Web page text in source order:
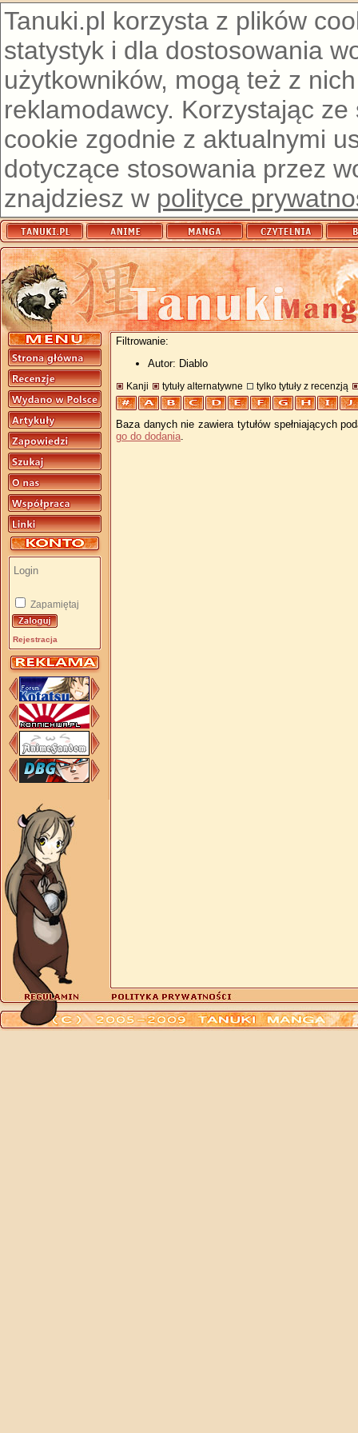
Tanuki.pl korzysta z plików
statystyk i dla dostosowania
użytkowników, mogą też z
reklamodawcy. Korzystając
cookie zgodnie z aktualnymi
dotyczące stosowania przez
znajdziesz w polityce
Zapamiętaj
Rejestracja
Filtrowanie:
Autor: Diablo
Kanji tytuły alternatywne tylko tytuły z recenzją
Baza danych nie zawiera tytułów spełniających
go do dodania.